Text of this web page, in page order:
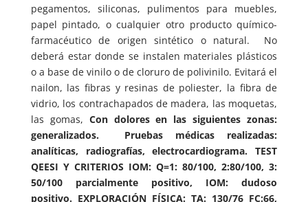
pegamentos, siliconas, pulimentos para muebles,
papel pintado, o cualquier otro producto químico-
farmacéutico de origen sintético o natural. No
deberá estar donde se instalen materiales plásticos
o a base de vinilo o de cloruro de polivinilo. Evitará el
nailon, las fibras y resinas de poliester, la fibra de
vidrio, los contrachapados de madera, las moquetas,
las gomas, Con dolores en las siguientes zonas:
generalizados.
Pruebas médicas realizadas:
analíticas, radiografías, electrocardiograma. TEST
QEESI Y CRITERIOS IOM: Q=1: 80/100, 2:80/100, 3:
50/100 parcialmente positivo, IOM: dudoso
positivo. EXPLORACIÓN FÍSICA: TA: 130/76 FC:66,